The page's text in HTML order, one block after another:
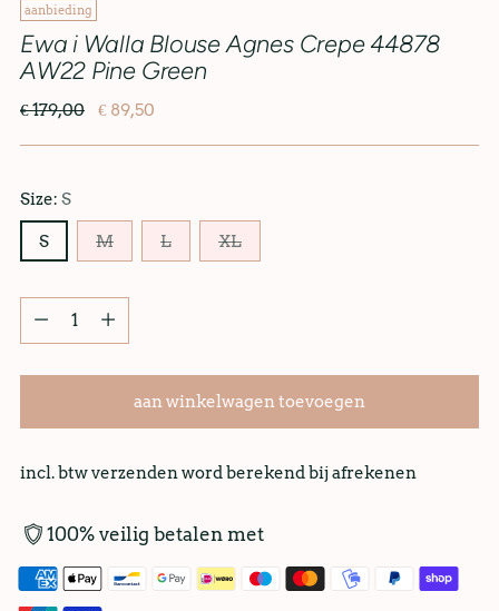
aanbieding
Ewa i Walla Blouse Agnes Crepe 44878
AW22 Pine Green
€ 179,00 € 89,50
Size: S
S
M L XL
aan winkelwagen toevoegen
incl. btw verzenden word berekend bij afrekenen
100% veilig betalen met